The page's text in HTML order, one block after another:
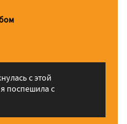
с этой
поспешила с